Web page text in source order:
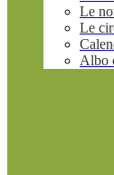
Le
Le
Albo